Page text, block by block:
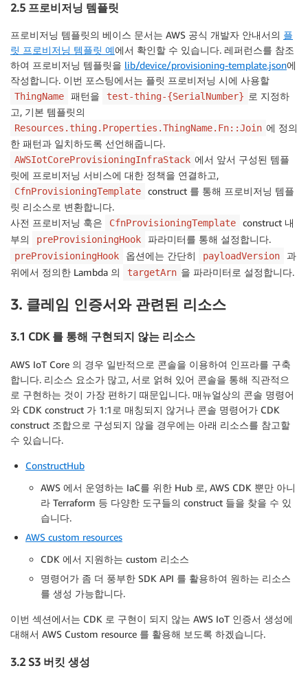
2.5 프로비저닝 템플릿
프로비저닝 템플릿의 베이스 문서는 AWS 공식 개발자 안내서의 플
릿 프로비저닝 템플릿 예에서 확인할 수 있습니다. 레퍼런스를 참조
하여 프로비저닝 템플릿을 lib/device/provisioning-template.json에
작성합니다. 이번 포스팅에서는 플릿 프로비저닝 시에 사용할
ThingName 패턴을 test-thing-{SerialNumber} 로 지정하
고, 기본 템플릿의
Resources.thing.Properties.ThingName.Fn::Join 에 정의
한 패턴과 일치하도록 선언해줍니다.
AWSIotCoreProvisioningInfraStack 에서 앞서 구성된 템플
릿에 프로비저닝 서비스에 대한 정책을 연결하고,
CfnProvisioningTemplate
construct 를 통해 프로비저닝 템플
릿 리소스로 변환합니다.
사전 프로비저닝 훅은
CfnProvisioningTemplate
construct 내
부의
preProvisioningHook 파라미터를 통해 설정합니다.
preProvisioningHook 옵션에는 간단히 payloadVersion
과
위에서 정의한 Lambda 의
targetArn 을 파라미터로 설정합니다.
3. 클레임 인증서와 관련된 리소스
3.1 CDK 를 통해 구현되지 않는 리소스
AWS IoT Core 의 경우 일반적으로 콘솔을 이용하여 인프라를 구축
합니다. 리소스 요소가 많고, 서로 얽혀 있어 콘솔을 통해 직관적으
로 구현하는 것이 가장 편하기 때문입니다. 매뉴얼상의 콘솔 명령어
와 CDK construct 가 1:1로 매칭되지 않거나 콘솔 명령어가 CDK
construct 조합으로 구성되지 않을 경우에는 아래 리소스를 참고할
수 있습니다.
ConstructHub
AWS 에서 운영하는 IaC를 위한 Hub 로, AWS CDK 뿐만 아니
라 Terraform 등 다양한 도구들의 construct 들을 찾을 수 있
습니다.
AWS custom resources
CDK 에서 지원하는 custom 리소스
명령어가 좀 더 풍부한 SDK API 를 활용하여 원하는 리소스
를 생성 가능합니다.
이번 섹션에서는 CDK 로 구현이 되지 않는 AWS IoT 인증서 생성에
대해서 AWS Custom resource 를 활용해 보도록 하겠습니다.
3.2 S3 버킷 생성